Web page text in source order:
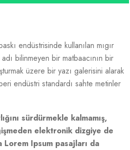
endüstrisinde kullanılan mıgır
bilinmeyen bir matbaacının bir
üzere bir yazı galerisini alarak
endüstri standardı sahte metinler
sürdürmekle kalmamış,
elektronik dizgiye de
Lorem Ipsum pasajları da